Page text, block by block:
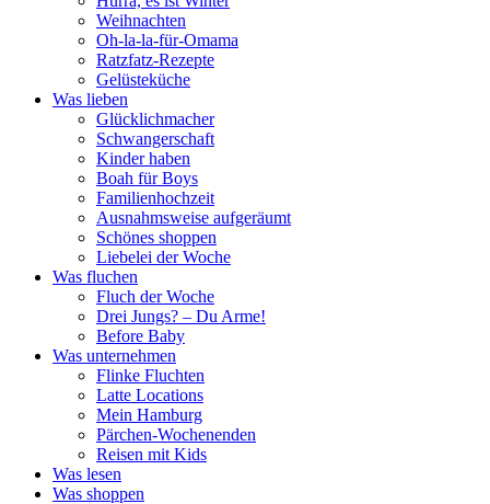
Weihnachten
Oh-la-la-für-Omama
Ratzfatz-Rezepte
Gelüsteküche
Was lieben
Glücklichmacher
Schwangerschaft
Kinder haben
Boah für Boys
Familienhochzeit
Ausnahmsweise aufgeräumt
Schönes shoppen
Liebelei der Woche
Was fluchen
Fluch der Woche
Drei Jungs? – Du Arme!
Before Baby
Was unternehmen
Flinke Fluchten
Latte Locations
Mein Hamburg
Pärchen-Wochenenden
Reisen mit Kids
Was lesen
Was shoppen